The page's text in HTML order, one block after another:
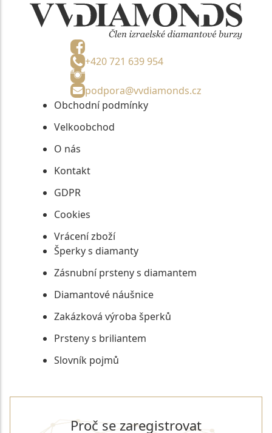
+420 721 639 954
podpora@vvdiamonds.cz
Obchodní podmínky
Velkoobchod
O nás
Kontakt
GDPR
Cookies
Vrácení zboží
Šperky s diamanty
Zásnubní prsteny s diamantem
Diamantové náušnice
Zakázková výroba šperků
Prsteny s briliantem
Slovník pojmů
Proč se zaregistrovat